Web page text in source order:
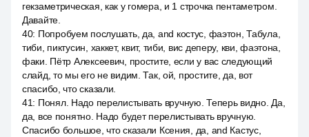
гекзаметрическая, как у гомера, и 1 строчка пентаметром.
Давайте.
40: Попробуем послушать, да, and костус, фаэтон, Табула,
тиби, пиктусин, хаккет, квит, тиби, вис деперу, кви, фаэтона,
факи. Пётр Алексеевич, простите, если у вас следующий
слайд, то мы его не видим. Так, ой, простите, да, вот
спасибо, что сказали.
41: Понял. Надо перелистывать вручную. Теперь видно. Да,
да, все понятно. Надо будет перелистывать вручную.
Спасибо большое, что сказали Ксения, да, and Кастус,